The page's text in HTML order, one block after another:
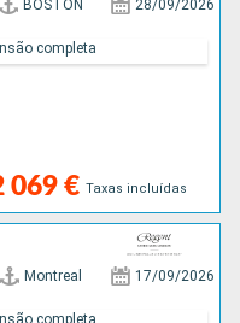
BOSTON 28/09/2026
069 € Taxas incluídas
completa
Montreal 17/09/2026
completa